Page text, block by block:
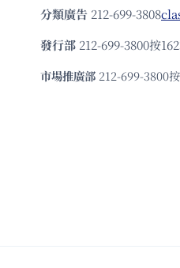
分類廣告 212-699-3808
發⾏部 212-699-3800按
市場推廣部 212-699-3800